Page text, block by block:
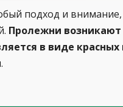
подход и
Пролежни возникают
в виде красных
.